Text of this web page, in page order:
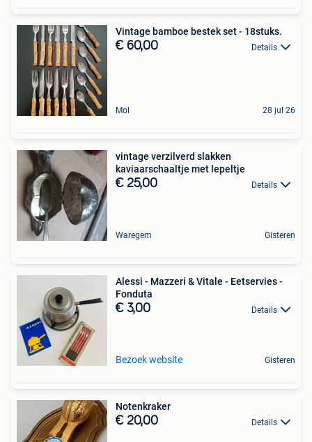
Vintage bamboe bestek set - 18stuks.
€ 60,00 Details
Mol 28 jul 26
vintage verzilverd slakken
kaviaarschaaltje met lepeltje
€ 25,00 Details
Waregem Gisteren
Alessi - Mazzeri & Vitale - Eetservies -
Fonduta
€ 3,00 Details
Bezoek website Gisteren
Notenkraker
€ 20,00 Details